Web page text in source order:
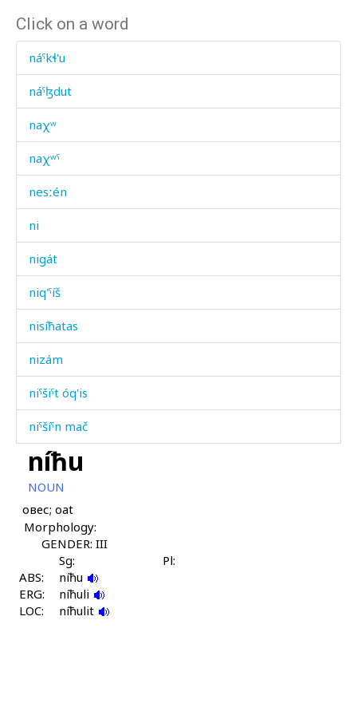
Click on a word
náˤkɬ'u
náˤɮdut
naχʷ
naχʷˤ
nesːén
ni
nigát
niq'ˤíš
nisíħatas
nizám
niˤšiˤt óq'is
niˤšíˤn mač
niˤšíˤnnu
niˤšíˤnnur
níbsu
níbzur
nígerkes
níħu
NOUN
овес; oat
Morphology:
GENDER: III
Sg:
Pl:
ABS:
níħu
ERG:
níħuli
LOC:
níħulit